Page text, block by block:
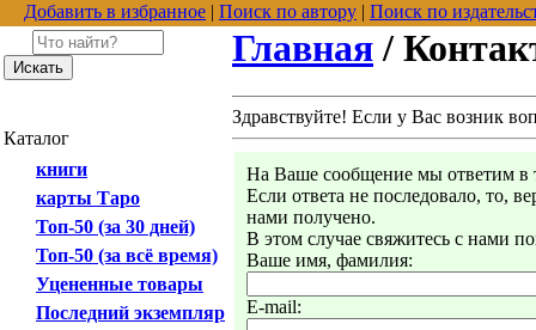
Добавить в избранное | Поиск по автору | Поиск по
Каталог
книги
карты Таро
Топ-50 (за 30 дней)
Топ-50 (за всё время)
Уцененные товары
Последний экземпляр
Главная /
Здравствуйте! Если у Вас возник
На Ваше сообщение мы ответим в
Если ответа не последовало, то,
нами получено.
В этом случае свяжитесь с нами
Ваше имя, фамилия:
E-mail: